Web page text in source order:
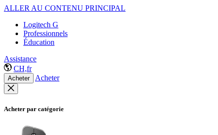
ALLER AU CONTENU PRINCIPAL
Logitech G
Professionnels
Éducation
Assistance
CH,fr
Acheter Acheter
Acheter par catégorie